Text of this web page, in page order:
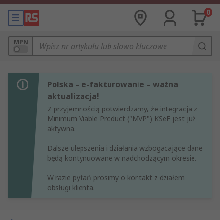
0
MPN
Polska – e-fakturowanie – ważna
aktualizacja!
Z przyjemnością potwierdzamy, że integracja z
Minimum Viable Product ("MVP") KSeF jest już
aktywna.
Dalsze ulepszenia i działania wzbogacające dane
będą kontynuowane w nadchodzącym okresie.
W razie pytań prosimy o kontakt z działem
obsługi klienta.